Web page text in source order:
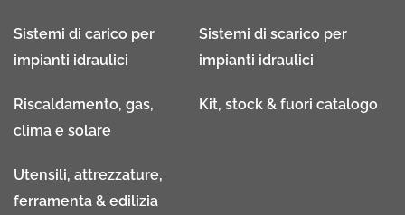
Sistemi di carico per
impianti idraulici
Sistemi di scarico per
impianti idraulici
Riscaldamento, gas,
clima e solare
Kit, stock & fuori catalogo
Utensili, attrezzature,
ferramenta & edilizia